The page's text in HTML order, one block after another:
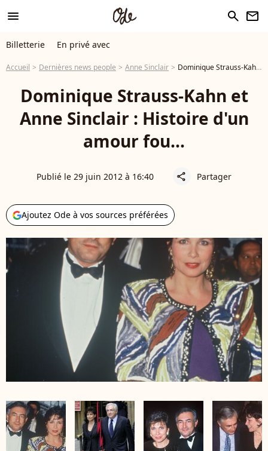
menu search newsletter
Billetterie En privé avec
Accueil Dernières news people Anne Sinclair Dominique Strauss-Kahn et Anne Sinclair : Histoire d'un amour fou...
Dominique Strauss-Kahn et
Anne Sinclair : Histoire d'un
amour fou...
Publié le 29 juin 2012 à 16:40 share Partager
Ajoutez Ode à vos sources préférées